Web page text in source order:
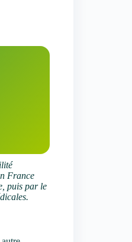
France
puis par le